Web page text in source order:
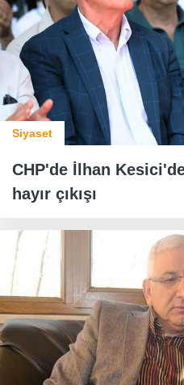
Siyaset
CHP'de İlhan
hayır çıkışı